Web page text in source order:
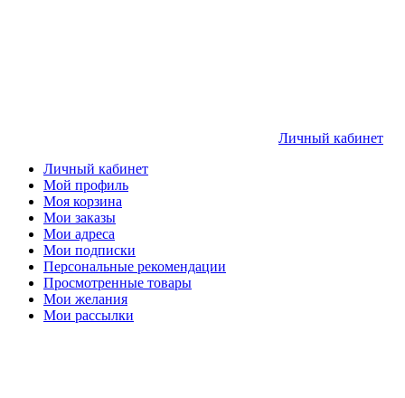
Личный кабинет
Личный кабинет
Мой профиль
Моя корзина
Мои заказы
Мои адреса
Мои подписки
Персональные рекомендации
Просмотренные товары
Мои желания
Мои рассылки